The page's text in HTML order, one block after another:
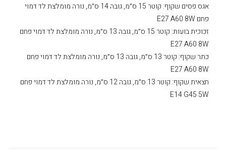
אגס פסים שקוף: קוטר 15 ס״מ, גובה 14 ס״מ, נורה מומלצת לד דמוי
פחם E27 A60 8W
זכוכית בועות: קוטר 15 ס״מ, גובה 13 ס״מ, נורה מומלצת לד דמוי פחם
E27 A60 8W
כתר שקוף: קוטר 13 ס״מ, גובה 13 ס״מ, נורה מומלצת לד דמוי פחם
E27 A60 8W
חצאית שקוף: קוטר 13 ס״מ, גובה 12 ס״מ, נורה מומלצת לד דמוי פחם
E14 G45 5W